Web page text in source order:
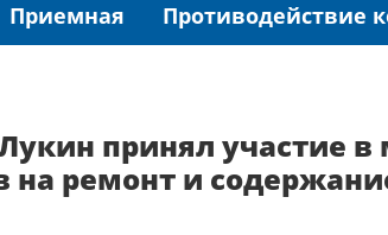
Приемная Противодействие
принял участие
на ремонт и